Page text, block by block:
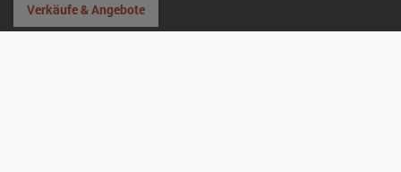
Verkäufe & Angebote